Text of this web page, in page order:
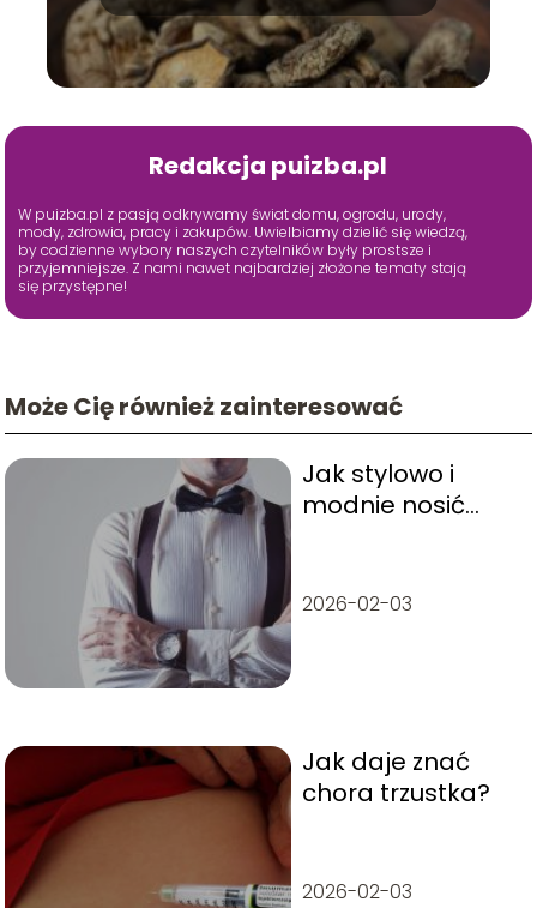
Redakcja puizba.pl
W puizba.pl z pasją odkrywamy świat domu, ogrodu, urody,
mody, zdrowia, pracy i zakupów. Uwielbiamy dzielić się wiedzą,
by codzienne wybory naszych czytelników były prostsze i
przyjemniejsze. Z nami nawet najbardziej złożone tematy stają
się przystępne!
Może Cię również zainteresować
Jak stylowo i
modnie nosić
propozycji
2026-02-03
Jak daje znać
chora trzustka?
2026-02-03